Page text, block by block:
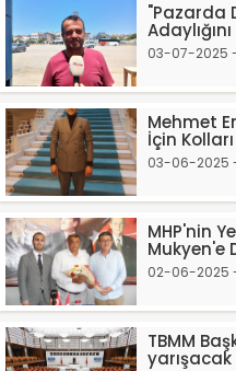
"Pazarda
03-07-2025
Mehmet
İçin Kolları
03-06-2025
MHP'nin
Mukyen'e
02-06-2025
TBMM
yarışacak